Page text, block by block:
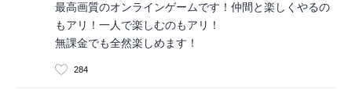
最高画質のオンラインゲームです！仲間と楽しくやるの
もアリ！一人で楽しむのもアリ！
無課金でも全然楽しめます！
284